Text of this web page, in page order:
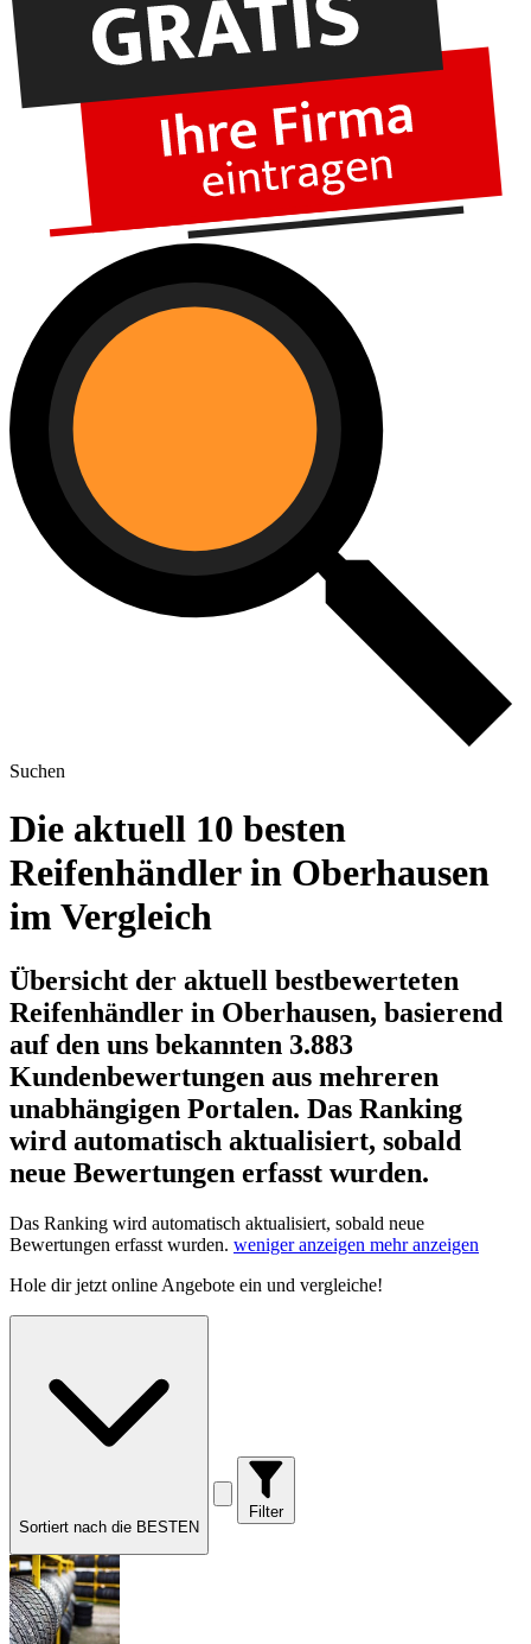
Suchen
Die aktuell 10 besten
Reifenhändler in Oberhausen
im Vergleich
Übersicht der aktuell bestbewerteten
Reifenhändler in Oberhausen, basierend
auf den uns bekannten 3.883
Kundenbewertungen aus mehreren
unabhängigen Portalen. Das Ranking
wird automatisch aktualisiert, sobald
neue Bewertungen erfasst wurden.
Das Ranking wird automatisch aktualisiert, sobald neue
Bewertungen erfasst wurden. weniger anzeigen mehr anzeigen
Hole dirjetzt online Angebote ein und vergleiche!
Sortiert nach die BESTEN
Filter